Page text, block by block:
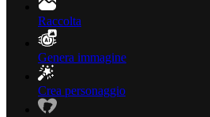
Raccolta
Genera immagine
Crea personaggio